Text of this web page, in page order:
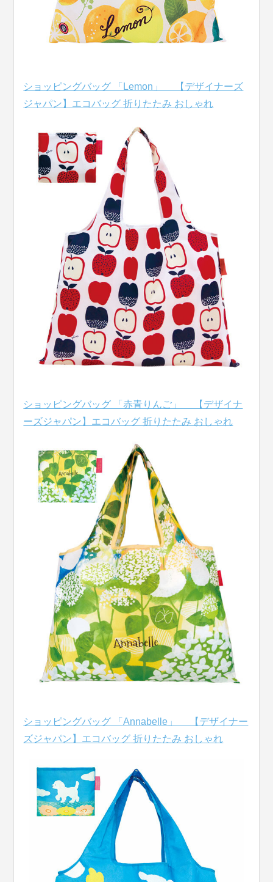
ショッピングバッグ 「Lemon」 【デザイナーズ
ジャパン】エコバッグ 折りたたみ おしゃれ
ショッピングバッグ 「赤青りんご」 【デザイナ
ーズジャパン】エコバッグ 折りたたみ おしゃれ
ショッピングバッグ 「Annabelle」 【デザイナー
ズジャパン】エコバッグ 折りたたみ おしゃれ